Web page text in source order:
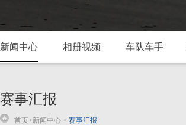
新闻中心 相册视频 车队车手
赛事汇报
首页>新闻中心 > 赛事汇报